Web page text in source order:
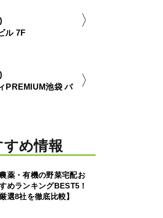
ル 7F
PREMIUM池袋 バ
め情報
薬・有機の野菜宅配お
めランキングBEST5！
厳選8社を徹底比較】